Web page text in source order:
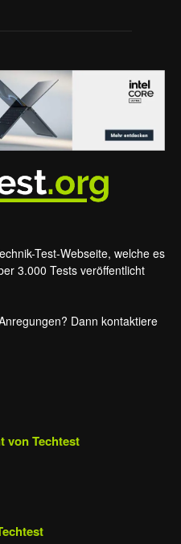
Test-Webseite, welche es
3.000 Tests veröffentlicht
Dann kontaktiere
von Techtest